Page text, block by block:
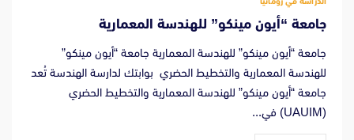
جامعة “أيون مينكو” للهندسة المعمارية
جامعة “أيون مينكو” للهندسة المعمارية جامعة “أيون مينكو”
للهندسة المعمارية والتخطيط الحضري بوابتك لدارسة الهندسة تُعد
جامعة “أيون مينكو” للهندسة المعمارية والتخطيط الحضري
(UAUIM) في...